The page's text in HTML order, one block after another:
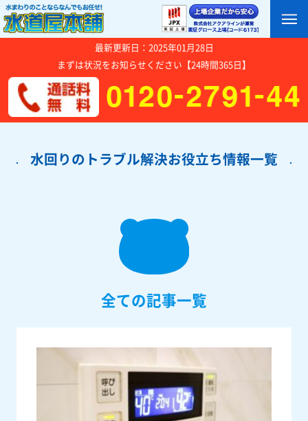
最新更新日：2025年01月28日
まずは状況をお知らせください【24時間365日】
水回りのトラブル解決お役立ち情報一覧
全ての記事一覧